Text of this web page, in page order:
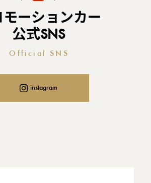
モーションカー
公式SNS
Official SNS
instagram